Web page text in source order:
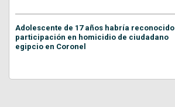
Adolescente de 17 años habría reconocido
participación en homicidio de ciudadano
egipcio en Coronel